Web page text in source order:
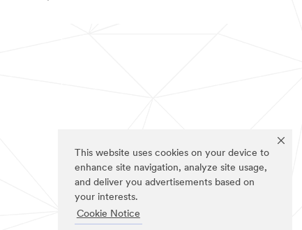
This website uses cookies on your device to
enhance site navigation, analyze site usage,
and deliver you advertisements based on
your interests.
Cookie Notice